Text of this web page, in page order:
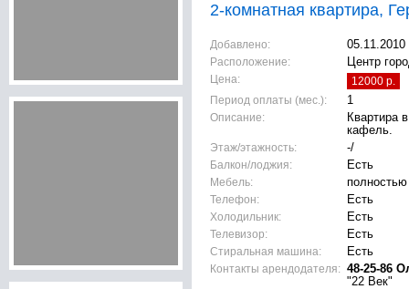
2-комнатная квартира,
Добавлено:
05.11.2010
Расположение:
Центр
Цена:
12000 р.
Период оплаты (мес.):
1
Описание:
Квартира
кафель.
Этаж/этажность:
-/
Балкон/лоджия:
Есть
Мебель:
полностью
Телефон:
Есть
Холодильник:
Есть
Телевизор:
Есть
Стиральная машина:
Есть
Контакты арендодателя: 48-25-86
"22 Век"